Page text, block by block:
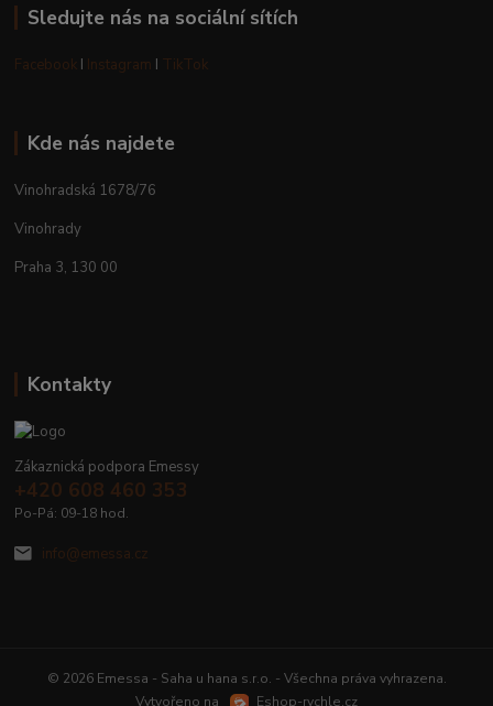
Sledujte nás na sociální sítích
Facebook I Instagram I TikTok
Kde nás najdete
Vinohradská 1678/76
Vinohrady
Praha 3, 130 00
Kontakty
Zákaznická podpora Emessy
+420 608 460 353
Po-Pá: 09-18 hod.
info@emessa.cz
© 2026 Emessa - Saha u hana s.r.o. - Všechna práva vyhrazena.
Vytvořeno na
Eshop-rychle.cz